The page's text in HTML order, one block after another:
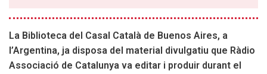
Català
de
Buenos
Aires
La Biblioteca del Casal Català de Buenos Aires, a
l’Argentina, ja disposa del material divulgatiu que Ràdio
Associació de Catalunya va editar i produir durant el